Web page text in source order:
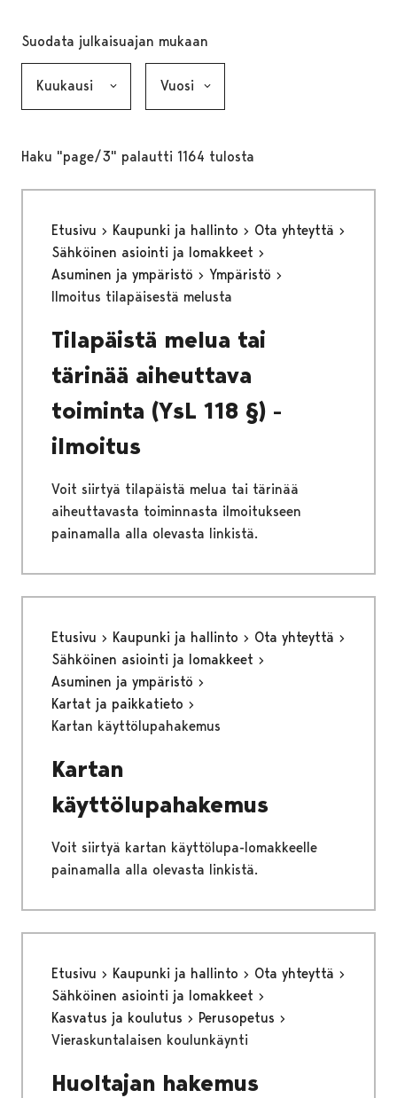
Suodata julkaisuajan mukaan
Haku "page/3" palautti 1164 tulosta
Etusivu Kaupunki ja hallinto
Ota yhteyttä
Sähköinen asiointi ja lomakkeet
Asuminen ja ympäristö
Ympäristö
Ilmoitus tilapäisestä melusta
Tilapäistä melua tai
tärinää aiheuttava
toiminta (YsL 118 §) -
ilmoitus
Voit siirtyä tilapäistä melua tai tärinää
aiheuttavasta toiminnasta ilmoitukseen
painamalla alla olevasta linkistä.
Etusivu Kaupunki ja hallinto
Ota yhteyttä
Sähköinen asiointi ja lomakkeet
Asuminen ja ympäristö
Kartat ja paikkatieto
Kartan käyttölupahakemus
Kartan
käyttölupahakemus
Voit siirtyä kartan käyttölupa-lomakkeelle
painamalla alla olevasta linkistä.
Etusivu Kaupunki ja hallinto
Ota yhteyttä
Sähköinen asiointi ja lomakkeet
Kasvatus ja koulutus
Perusopetus
Vieraskuntalaisen koulunkäynti
Huoltajan hakemus